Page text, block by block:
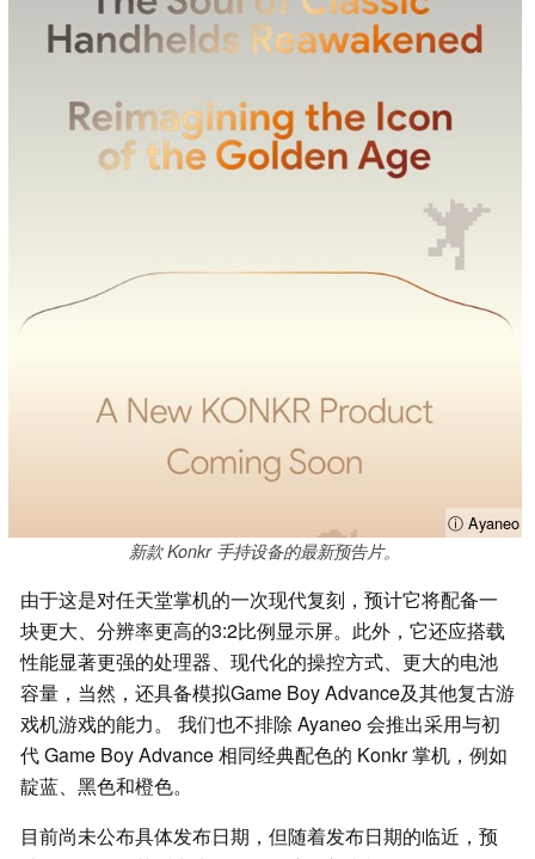
ⓘ Ayaneo
新款 Konkr 手持设备的最新预告片。
由于这是对任天堂掌机的一次现代复刻，预计它将配备一
块更大、分辨率更高的3:2比例显示屏。此外，它还应搭载
性能显著更强的处理器、现代化的操控方式、更大的电池
容量，当然，还具备模拟Game Boy Advance及其他复古游
戏机游戏的能力。 我们也不排除 Ayaneo 会推出采用与初
代 Game Boy Advance 相同经典配色的 Konkr 掌机，例如
靛蓝、黑色和橙色。
目前尚未公布具体发布日期，但随着发布日期的临近，预